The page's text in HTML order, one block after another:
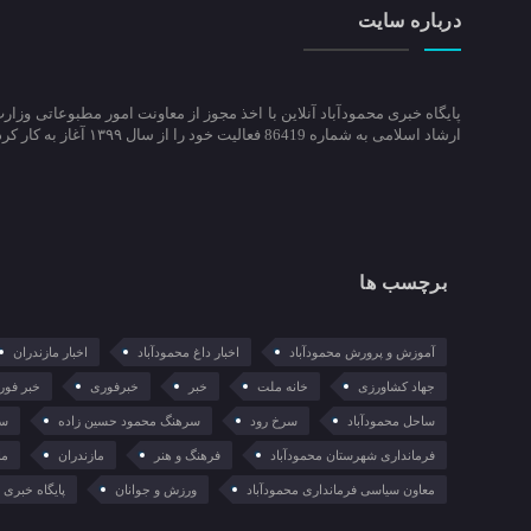
درباره سایت
پایگاه خبری محمودآباد آنلاین با اخذ مجوز از معاونت امور مطبوعاتی
ارشاد اسلامی به شماره 86419 فعالیت خود را از سال ۱۳۹۹ آغاز به کار کرد.
برچسب ها
آموزش و پرورش محمودآباد اخبار داغ محمودآباد اخبار مازندران
جهاد کشاورزی خانه ملت خبر خبرفوری خبر
ساحل محمودآباد سرخ رود سرهنگ محمود حسین زاده
فرمانداری شهرستان محمودآباد فرهنگ و هنر مازندران
معاون سیاسی فرمانداری محمودآباد ورزش و جوانان پایگاه خبری